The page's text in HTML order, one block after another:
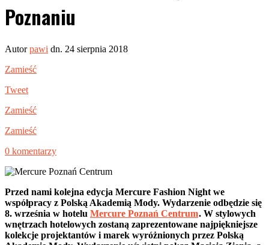
Poznaniu
Autorpawi dn. 24 sierpnia 2018
Zamieść
Tweet
Zamieść
Zamieść
0 komentarzy
Przed nami kolejna edycja Mercure Fashion Night we
współpracy z Polską Akademią Mody. Wydarzenie odbędzie się
8. września w hotelu Mercure Poznań Centrum. W stylowych
wnętrzach hotelowych zostaną zaprezentowane najpiękniejsze
kolekcje projektantów i marek wyróżnionych przez Polską